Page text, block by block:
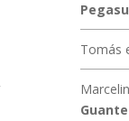
Tomás